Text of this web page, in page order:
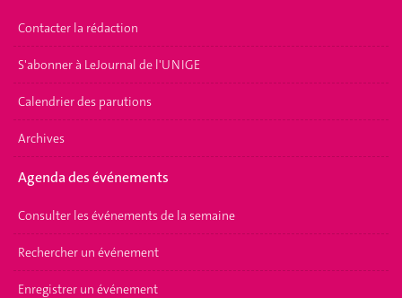
Contacter la rédaction
S'abonner à LeJournal de l'UNIGE
Calendrier des parutions
Archives
Agenda des événements
Consulter les événements de la semaine
Rechercher un événement
Enregistrer un événement